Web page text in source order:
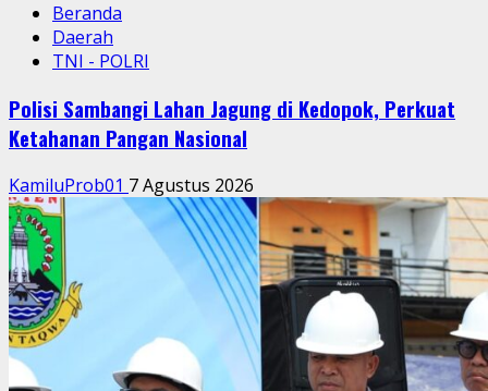
Beranda
Daerah
TNI - POLRI
Polisi Sambangi Lahan Jagung di Kedopok, Perkuat
Ketahanan Pangan Nasional
KamiluProb01 7 Agustus 2026